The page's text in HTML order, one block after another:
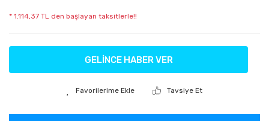
* 1.114,37 TL den başlayan taksitlerle!!
GELİNCE HABER VER
Tavsiye Et